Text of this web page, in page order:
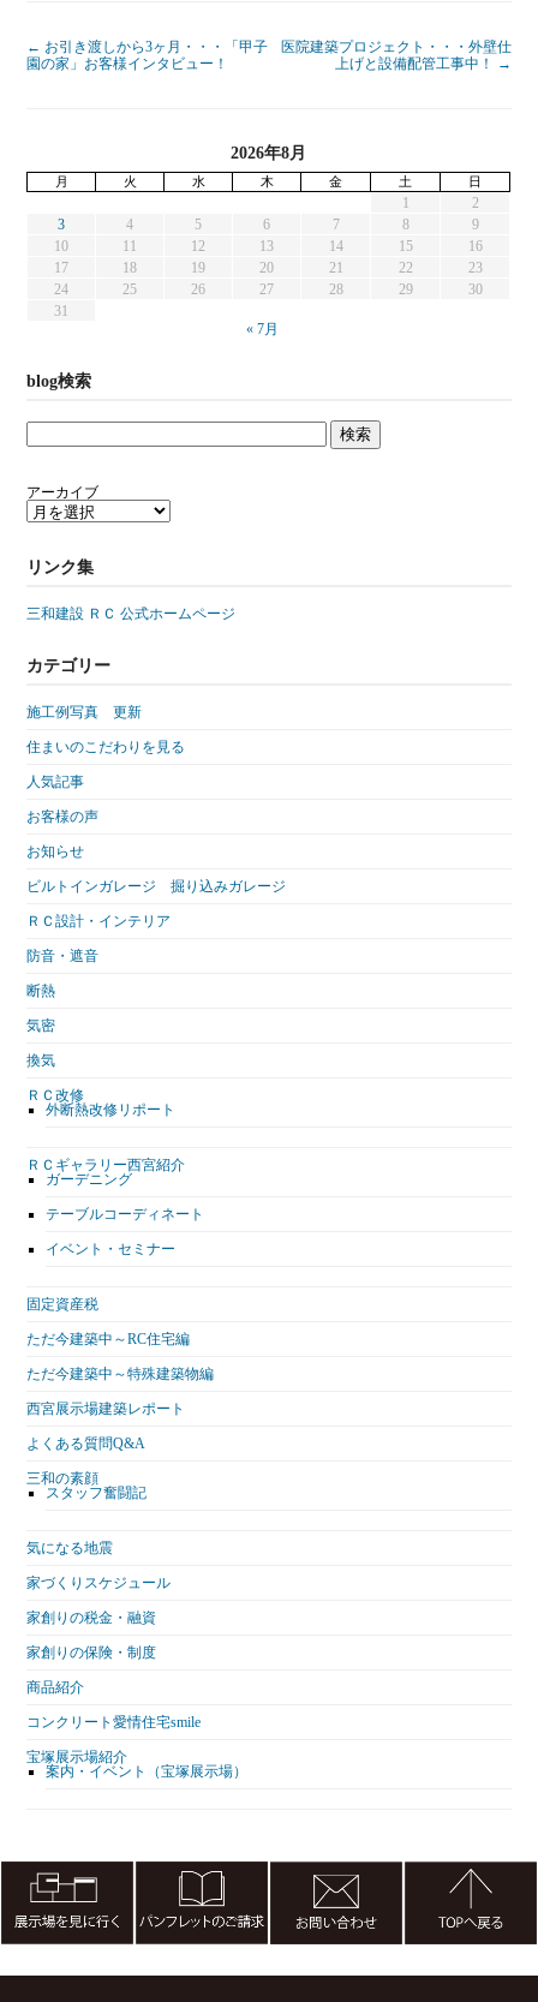
← お引き渡しから3ヶ月・・・「甲子
園の家」お客様インタビュー！
医院建築プロジェクト・・・外壁仕
上げと設備配管工事中！
→
2026年8月
月 火 水 木 金 土 日
1
2
3
4 5 6 7 8
9
10
11 12 13 14 15
16
17
18 19 20 21 22
23
24
25 26 27 28 29
30
31
« 7月
blog検索
アーカイブ
リンク集
三和建設 ＲＣ 公式ホームページ
カテゴリー
施工例写真 更新
住まいのこだわりを見る
人気記事
お客様の声
お知らせ
ビルトインガレージ 掘り込みガレージ
ＲＣ設計・インテリア
防音・遮音
断熱
気密
換気
ＲＣ改修
外断熱改修リポート
ＲＣギャラリー西宮紹介
ガーデニング
テーブルコーディネート
イベント・セミナー
固定資産税
ただ今建築中～RC住宅編
ただ今建築中～特殊建築物編
西宮展示場建築レポート
よくある質問Q&A
三和の素顔
スタッフ奮闘記
気になる地震
家づくりスケジュール
家創りの税金・融資
家創りの保険・制度
商品紹介
コンクリート愛情住宅smile
宝塚展示場紹介
案内・イベント（宝塚展示場）